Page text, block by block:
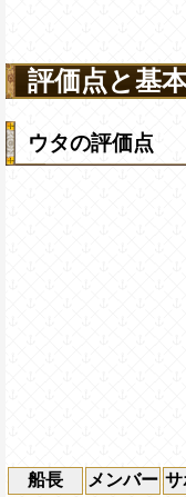
評価点と基
ウタの評価点
船長 メンバー サ